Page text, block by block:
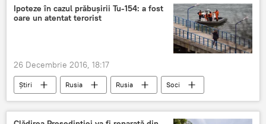
mister
reparații ceas
Ipoteze în cazul prăbușirii Tu-154: a fost
oare un atentat terorist
26 Decembrie 2016, 18:17
Știri Rusia Rusia
Soci
Maksim Sokolov
Ministerului Apărării al Rusiei
Marea Neagră